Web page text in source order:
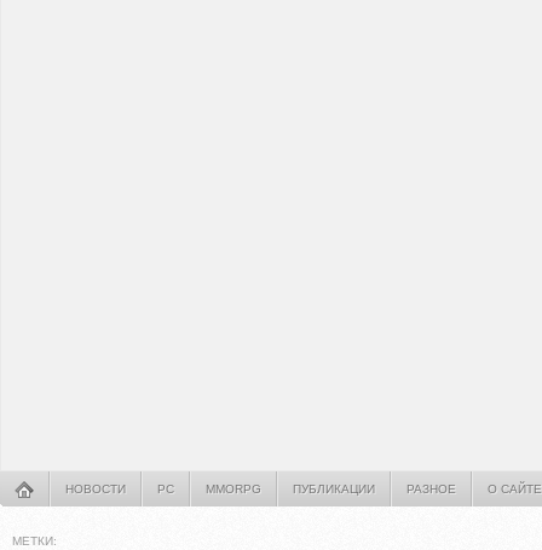
НОВОСТИ PC MMORPG ПУБЛИКАЦИИ РАЗНОЕ О САЙТЕ
МЕТКИ: